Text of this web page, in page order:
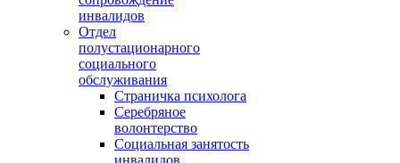
инвалидов
Отдел
полустационарного
социального
обслуживания
Страничка психолога
Серебряное
волонтерство
Социальная занятость
инвалидов